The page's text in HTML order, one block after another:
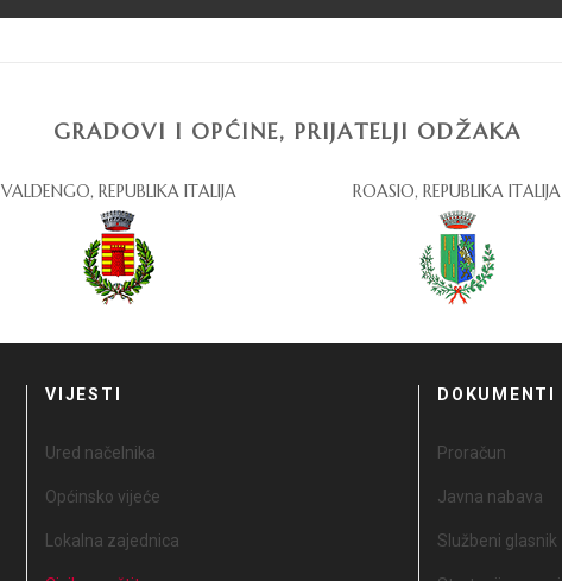
GRADOVI I OPĆINE, PRIJATELJI ODŽAKA
VALDENGO, REPUBLIKA ITALIJA ROASIO, REPUBLIKA ITALIJA
VIJESTI
Ured načelnika
Općinsko vijeće
Lokalna zajednica
DOKUMENTI
Proračun
Javna nabava
Službeni glasnik